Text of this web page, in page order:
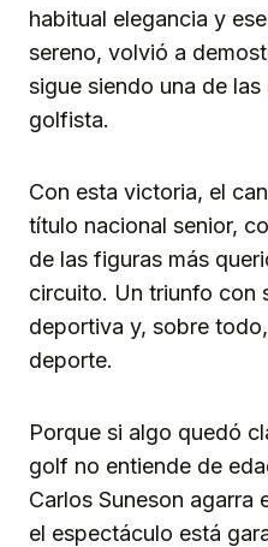
habitual elegancia y
sereno, volvió a
sigue siendo una de
golfista.
Con esta victoria, el
título nacional senior,
de las figuras más
circuito. Un triunfo con
deportiva y, sobre
deporte.
Porque si algo quedó
golf no entiende de
Carlos Suneson agarra
el espectáculo está